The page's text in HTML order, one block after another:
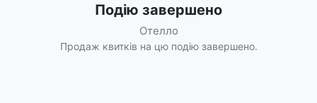
Подію завершено
Отелло
Продаж квитків на цю подію завершено.